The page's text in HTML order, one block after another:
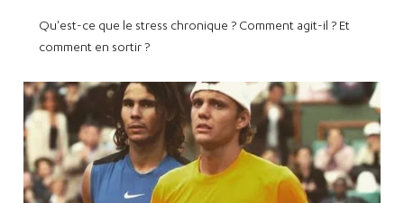
Qu'est-ce que le stress chronique ? Comment agit-il ? Et
comment en sortir ?